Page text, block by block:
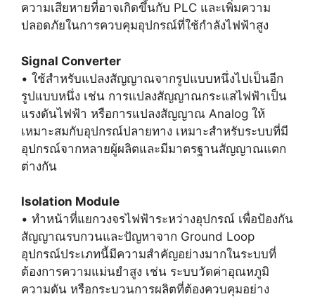
ความเสียหายที่อาจเกิดขึ้นกับ PLC และเพิ่มความ
ปลอดภัยในการควบคุมอุปกรณ์ที่ใช้กำลังไฟฟ้าสูง
Signal Converter
• ใช้สำหรับแปลงสัญญาณจากรูปแบบหนึ่งไปเป็นอีก
รูปแบบหนึ่ง เช่น การแปลงสัญญาณกระแสไฟฟ้าเป็น
แรงดันไฟฟ้า หรือการแปลงสัญญาณ Analog ให้
เหมาะสมกับอุปกรณ์ปลายทาง เหมาะสำหรับระบบที่มี
อุปกรณ์จากหลายผู้ผลิตและมีมาตรฐานสัญญาณแตก
ต่างกัน
Isolation Module
• ทำหน้าที่แยกวงจรไฟฟ้าระหว่างอุปกรณ์ เพื่อป้องกัน
สัญญาณรบกวนและปัญหาจาก Ground Loop
อุปกรณ์ประเภทนี้มีความสำคัญอย่างมากในระบบที่
ต้องการความแม่นยำสูง เช่น ระบบวัดค่าอุณหภูมิ
ความดัน หรือกระบวนการผลิตที่ต้องควบคุมอย่าง